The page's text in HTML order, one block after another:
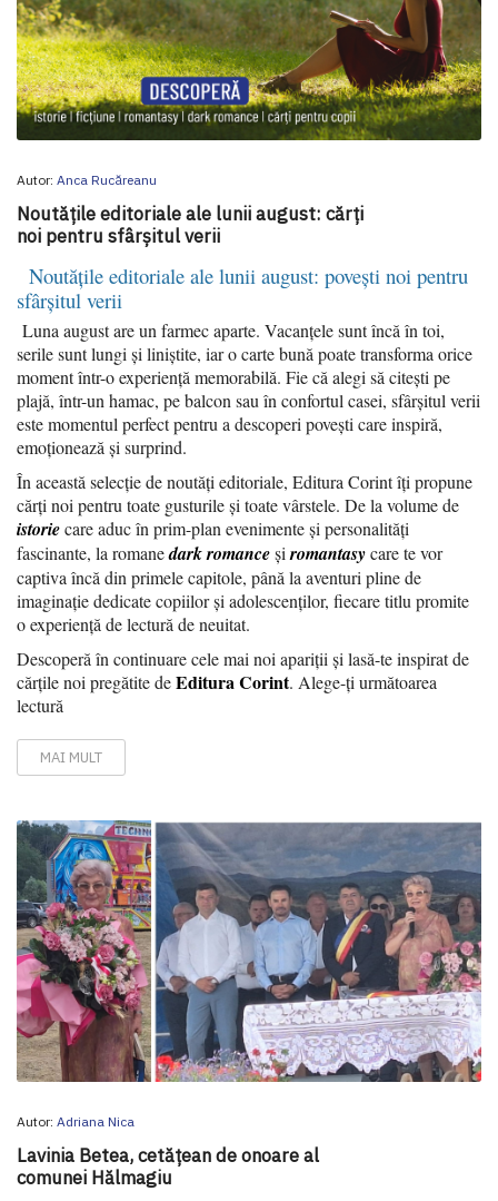
Autor: Anca Rucăreanu
Noutățile editoriale ale lunii august: cărți
noi pentru sfârșitul verii
Noutățile editoriale ale lunii august: povești noi pentru
sfârșitul verii
Luna august are un farmec aparte. Vacanțele sunt încă în toi,
serile sunt lungi și liniștite, iar o carte bună poate transforma orice
moment într-o experiență memorabilă. Fie că alegi să citești pe
plajă, într-un hamac, pe balcon sau în confortul casei, sfârșitul verii
este momentul perfect pentru a descoperi povești care inspiră,
emoționează și surprind.
În această selecție de noutăți editoriale, Editura Corint îți propune
cărți noi pentru toate gusturile și toate vârstele. De la volume de
istoriecare aduc în prim-plan evenimente și personalități
fascinante, la romanedark romanceșiromantasycare te vor
captiva încă din primele capitole, până la aventuri pline de
imaginație dedicate copiilor și adolescenților, fiecare titlu promite
o experiență de lectură de neuitat.
Descoperă în continuare cele mai noi apariții și lasă-te inspirat de
cărțile noi pregătite deEditura Corint. Alege-ți următoarea
lectură
MAI MULT
Autor: Adriana Nica
Lavinia Betea, cetățean de onoare al
comunei Hălmagiu